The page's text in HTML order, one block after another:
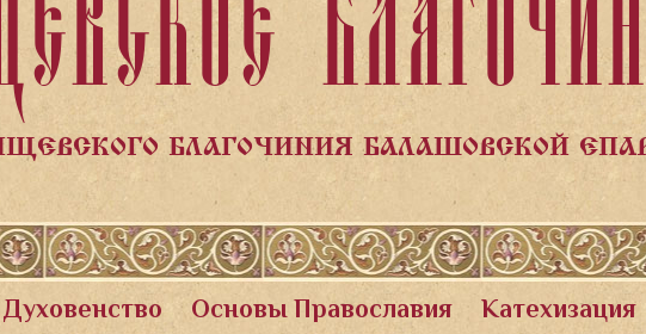
БЛАГОЧИНИЯ БАЛАШОВСКОЙ
Духовенство Основы Православия Катехизация